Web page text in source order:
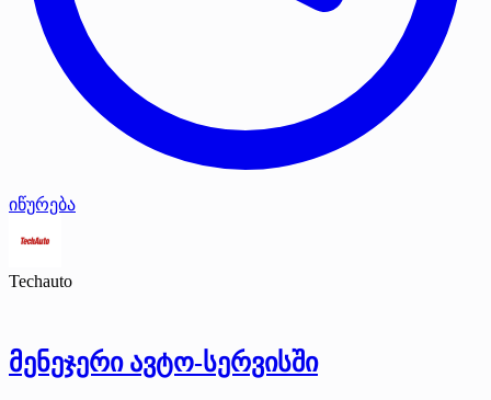
იწურება
Techauto
მენეჯერი ავტო-სერვისში